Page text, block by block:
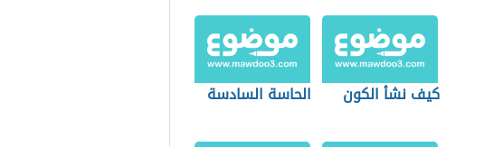
كيف نشأ الكون الحاسة السادسة